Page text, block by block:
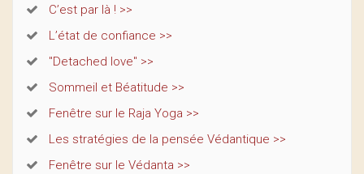
C’est par là ! >>
L’état de confiance >>
"Detached love" >>
Sommeil et Béatitude >>
Fenêtre sur le Raja Yoga >>
Les stratégies de la pensée Védantique >>
Fenêtre sur le Védanta >>